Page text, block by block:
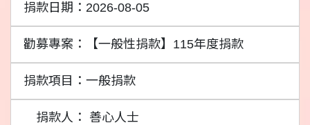
2026-08-05
【一般性捐款】115年度捐款
一般捐款
善心人士